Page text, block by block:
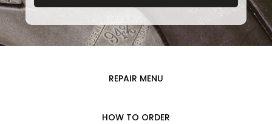
REPAIR MENU
HOW TO ORDER